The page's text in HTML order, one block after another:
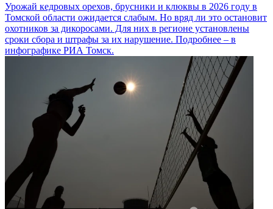
Урожай кедровых орехов, брусники и клюквы в 2026 году в
Томской области ожидается слабым. Но вряд ли это остановит
охотников за дикоросами. Для них в регионе установлены
сроки сбора и штрафы за их нарушение. Подробнее – в
инфографике РИА Томск.